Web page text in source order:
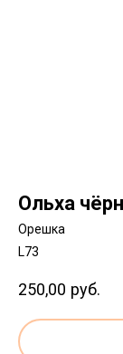
Ольха
Орешка
L73
250,00 руб.